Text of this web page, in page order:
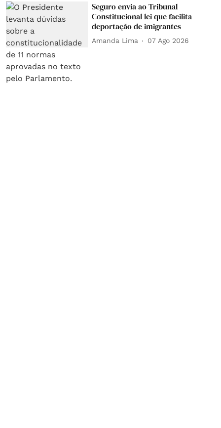
Seguro envia ao Tribunal
Constitucional lei que facilita
deportação de imigrantes
Amanda Lima 07 Ago 2026